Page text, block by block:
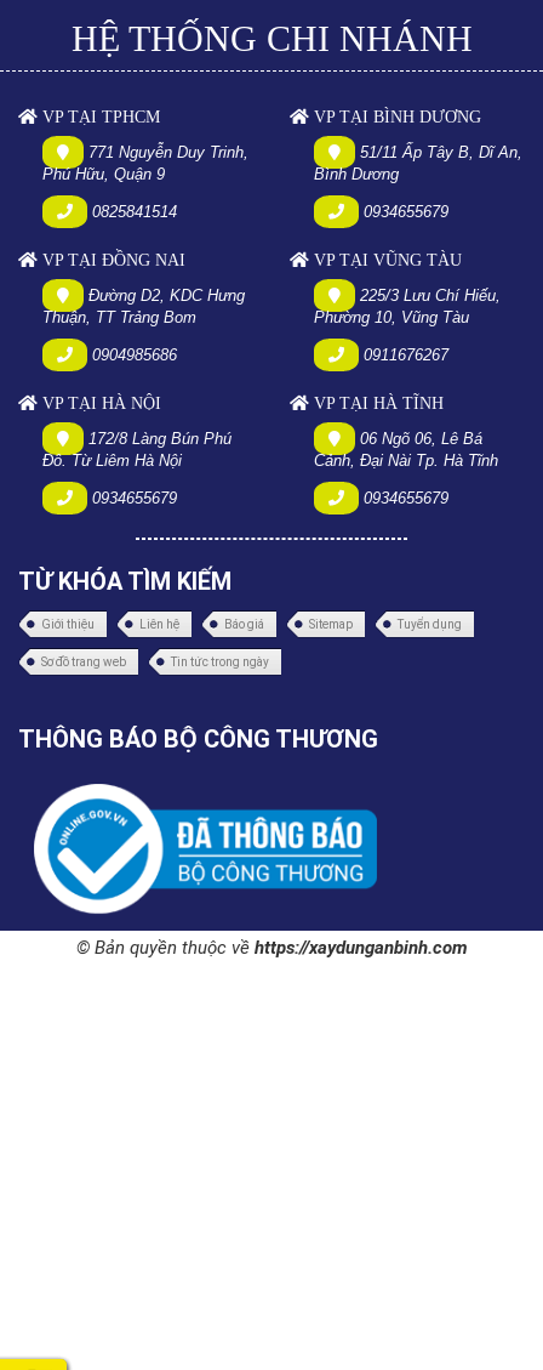
HỆ THỐNG CHI NHÁNH
VP TẠI TPHCM
771 Nguyễn Duy Trinh,
Phú Hữu, Quận 9
0825841514
VP TẠI BÌNH DƯƠNG
51/11 Ấp Tây B, Dĩ An,
Bình Dương
0934655679
VP TẠI ĐỒNG NAI
Đường D2, KDC Hưng
Thuận, TT Trảng Bom
0904985686
VP TẠI VŨNG TÀU
225/3 Lưu Chí Hiếu,
Phường 10, Vũng Tàu
0911676267
VP TẠI HÀ NỘI
172/8 Làng Bún Phú
Đô. Từ Liêm Hà Nội
0934655679
VP TẠI HÀ TĨNH
06 Ngõ 06, Lê Bá
Cảnh, Đại Nài Tp. Hà Tĩnh
0934655679
TỪ KHÓA TÌM KIẾM
Giới thiệu Liên hệ Báo giá Sitemap Tuyển dụng
Sơ đồ trang web Tin tức trong ngày
THÔNG BÁO BỘ CÔNG THƯƠNG
© Bản quyền thuộc về https://xaydunganbinh.com